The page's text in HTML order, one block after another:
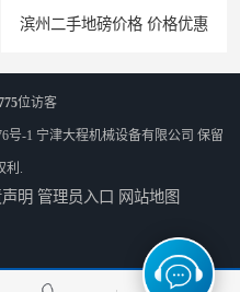
滨州二手地磅价格 价格优惠
位访客
号-1 宁津大程机械设备有限公司 保留
.
明 管理员入口 网站地图